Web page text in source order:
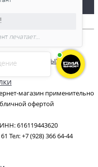
данных
магазин применительно
офертой
616119443620
Тел: +7 (928) 366 64-44
печатает...